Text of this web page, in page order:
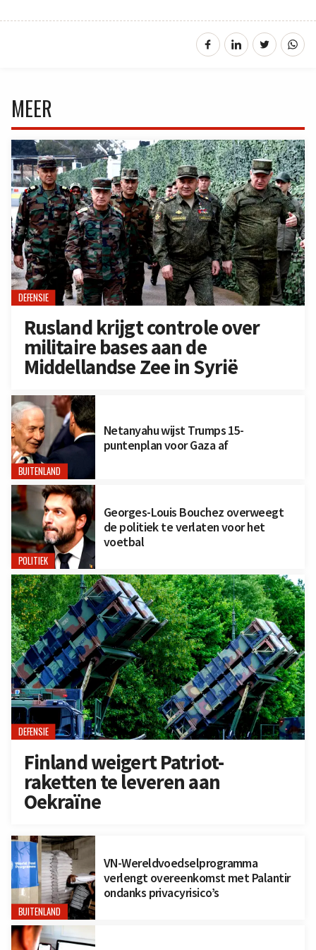
MEER
DEFENSIE
Rusland krijgt controle over
militaire bases aan de
Middellandse Zee in Syrië
BUITENLAND
Netanyahu wijst Trumps 15-
puntenplan voor Gaza af
POLITIEK
Georges-Louis Bouchez overweegt
de politiek te verlaten voor het
voetbal
DEFENSIE
Finland weigert Patriot-
raketten te leveren aan
Oekraïne
BUITENLAND
VN-Wereldvoedselprogramma
verlengt overeenkomst met Palantir
ondanks privacyrisico’s